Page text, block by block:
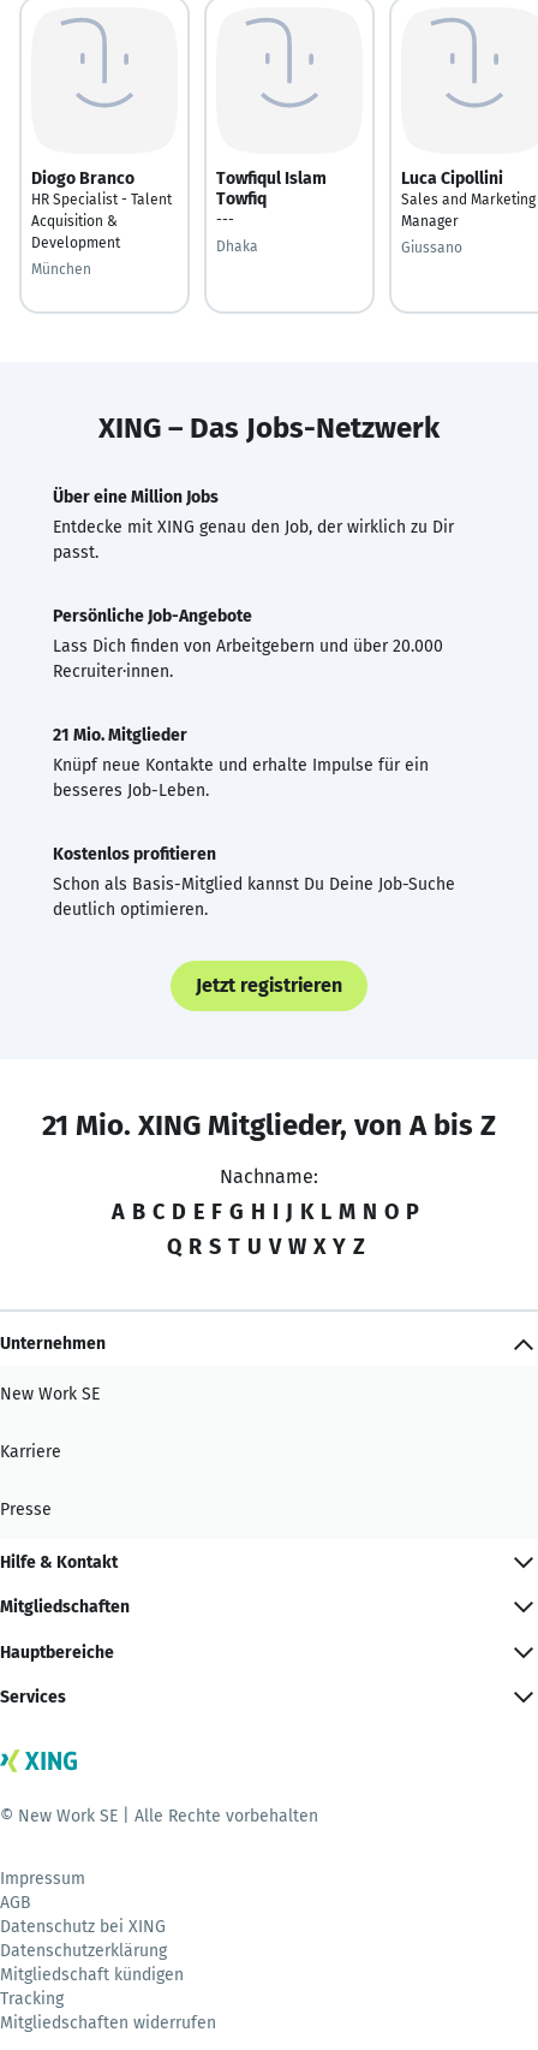
Diogo Branco
HR Specialist - Talent
Acquisition &
Development
München
Towfiqul Islam
Towfiq
---
Dhaka
Luca Cipollini
Sales and Marketing
Manager
Giussano
XING – Das Jobs-Netzwerk
Über eine Million Jobs
Entdecke mit XING genau den Job, der wirklich zu Dir
passt.
Persönliche Job-Angebote
Lass Dich finden von Arbeitgebern und über 20.000
Recruiter·innen.
21 Mio. Mitglieder
Knüpf neue Kontakte und erhalte Impulse für ein
besseres Job-Leben.
Kostenlos profitieren
Schon als Basis-Mitglied kannst Du Deine Job-Suche
deutlich optimieren.
Jetzt registrieren
21 Mio. XING Mitglieder, von A bis Z
Nachname:
A B C D E F G H I J K L M N O P
Q R S T U V W X Y Z
Unternehmen
New Work SE
Karriere
Presse
Hilfe & Kontakt
Mitgliedschaften
Hauptbereiche
Services
© New Work SE | Alle Rechte vorbehalten
Impressum
AGB
Datenschutz bei XING
Datenschutzerklärung
Mitgliedschaft kündigen
Tracking
Mitgliedschaften widerrufen